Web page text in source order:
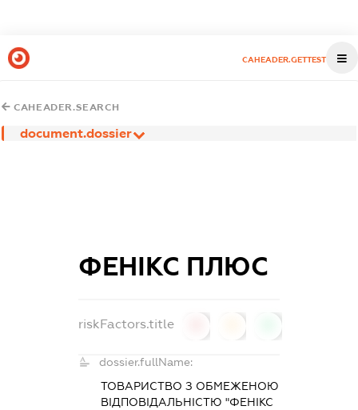
CAHEADER.GETTEST
CAHEADER.SEARCH
document.dossier
ФЕНІКС ПЛЮС
riskFactors.title
dossier.fullName:
ТОВАРИСТВО З ОБМЕЖЕНОЮ
ВІДПОВІДАЛЬНІСТЮ "ФЕНІКС